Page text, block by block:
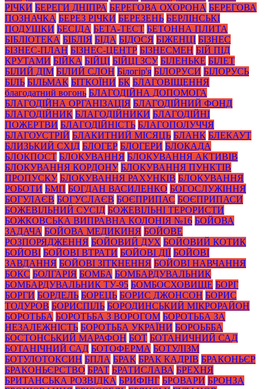
РІЧКИ БЕРЕГИ ДНІПРА БЕРЕГОВА ОХОРОНА БЕРЕГОВА
ПОЗНАЧКА БЕРЕЗ РІЧКИ БЕРЕЗЕНЬ БЕРЛІНСЬКІ
ПОДУШКИ БЕСІДА БЕТА-ТЕСТ БЕТОННА ПЛИТА
БІБЛІОТЕКА БІБЛІЯ БІДА БІДОСЯ БІЖЕНЦІ БІЗНЕС
БІЗНЕС-ПЛАН БІЗНЕС-ЦЕНТР БІЗНЕСМЕН БІЙ ПІД
КРУТАМИ БІЙКА БІЙЦІ БІЙЦІ ЗСУ БІЛЕНЬКЕ БІЛЕТ
БІЛИЙ ДІМ БІЛИЙ СЛОН Білогір'я БІЛОРУСИ БІЛОРУСЬ
БІЛЬ БІЛЬМАК БІТКОЇНИ БК БЛАГОВІЩЕННЯ
благодатний вогонь БЛАГОДІЙНА ДОПОМОГА
БЛАГОДІЙНА ОРГАНІЗАЦІЯ БЛАГОДІЙНИЙ ФОНД
БЛАГОДІЙНИК БЛАГОДІЙНИКИ БЛАГОДІЙНІ
ПОЖЕРТВИ БЛАГОДІЙНІСТЬ БЛАГОПОЛУЧЧЯ
БЛАГОУСТРІЙ БЛАКИТНИЙ МІСЯЦЬ БЛАНК БЛЕКАУТ
БЛИЗЬКИЙ СХІД БЛОГЕР БЛОГЕРИ БЛОКАДА
БЛОКПОСТ БЛОКУВАННЯ БЛОКУВАННЯ АКТИВІВ
БЛОКУВАННЯ КОРДОНУ БЛОКУВАННЯ ПУНКТІВ
ПРОПУСКУ БЛОКУВАННЯ РАХУНКІВ БЛОКУВАННЯ
РОБОТИ БМП БОГДАН ВАСИЛЕНКО БОГОСЛУЖІННЯ
БОГУЛАЄВ БОГУСЛАЄВ БОЄПРИПАС БОЄПРИПАСИ
БОЖЕВІЛЬНИЙ СУСІД БОЖЕВІЛЬНІ ТЕРОРИСТИ
БОЖКОВСЬКА ВИПРАВНА КОЛОНІЯ №16 БОЙОВА
ЗАДАЧА БОЙОВА МЕДИКИНЯ БОЙОВЕ
РОЗПОРЯДЖЕННЯ БОЙОВИЙ ДУХ БОЙОВИЙ КОТИК
БОЙОВІ БОЙОВІ ВТРАТИ БОЙОВІ ДІЇ БОЙОВІ
ЗАВДАННЯ БОЙОВІ ЗІТКНЕННЯ БОЙОВІ НАВЧАННЯ
БОКС БОЛГАРІЯ БОМБА БОМБАРДУВАЛЬНИК
БОМБАРДУВАЛЬНИК ТУ-95 БОМБОСХОВИЩЕ БОРГ
БОРГИ БОРДЕЛЬ БОРЕЦЬ БОРИС ДЖОНСОН БОРИС
ТОДУРОВ БОРИСПІЛЬ БОРОДИНСЬКИЙ МІКРОРАЙОН
БОРОТЬБА БОРОТЬБА З ВОРОГОМ БОРОТЬБА ЗА
НЕЗАЛЕЖНІСТЬ БОРОТЬБА УКРАЇНИ БОРОЬББА
БОСТОНСЬКИЙ МАРАФОН БОТ БОТАНИЧНИЙ САД
БОТАНІЧНИЙ САД БОТОФЕРМА БОТУЛІЗМ
БОТУЛОТОКСИН БПЛА БРАК БРАК КАДРІВ БРАКОНЬЄР
БРАКОНЬЄРСТВО БРАТ БРАТИСЛАВА БРЕХНЯ
БРИТАНСЬКА РОЗВІДКА БРИФІНГ БРОВАРИ БРОНЗА